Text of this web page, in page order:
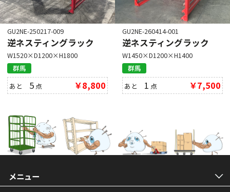
GU2NE-250217-009
逆ネスティングラック
W1520×D1200×H1800
群馬
あと 5 点 ￥8,800
GU2NE-260414-001
逆ネスティングラック
W1450×D1200×H1400
群馬
あと 1 点 ￥7,500
メニュー